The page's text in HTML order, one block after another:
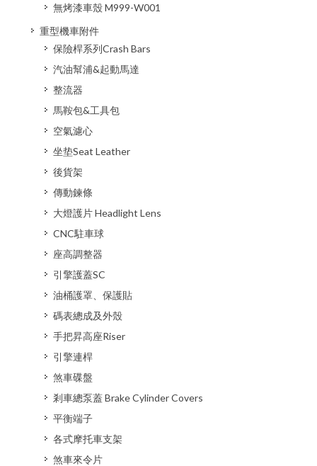
無烤漆車殼 M999-W001
重型機車附件
保險桿系列Crash Bars
汽油幫浦&起動馬達
整流器
馬鞍包&工具包
空氣濾心
坐垫Seat Leather
後貨架
傳動鍊條
大燈護片 Headlight Lens
CNC駐車球
座高調整器
引擎護蓋SC
油桶護罩、保護貼
碼表總成及外殼
手把昇高座Riser
引擎連桿
煞車碟盤
剎車總泵蓋 Brake Cylinder Covers
平衡端子
各式摩托車支架
煞車來令片